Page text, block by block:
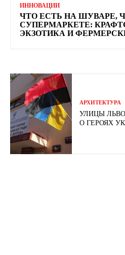
ИННОВАЦИИ
ЧТО ЕСТЬ НА ШУВАРЕ,
СУПЕРМАРКЕТЕ:
ЭКЗОТИКА И
АРХИТЕКТУРА
УЛИЦЫ
О ГЕРОЯХ